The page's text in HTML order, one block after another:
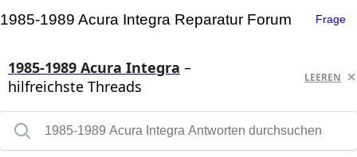
1985-1989 Acura Integra Reparatur Forum Frage
1985-1989 Acura Integra –
hilfreichste Threads
LEEREN